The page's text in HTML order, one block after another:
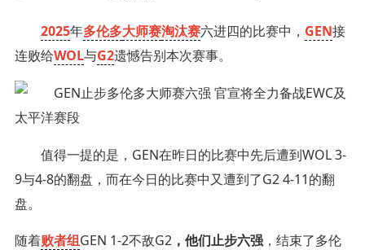
2025年多伦多大师赛淘汰赛六进四的比赛中， GEN接
连败给WOL与G2遗憾告别本次赛事。
值得一提的是，GEN在昨日的比赛中先后遭到WOL 3-
9与4-8的翻盘，而在今日的比赛中又遭到了G2 4-11的翻
盘。
随着败者组GEN 1-2不敌G2，他们止步六强，结束了多伦